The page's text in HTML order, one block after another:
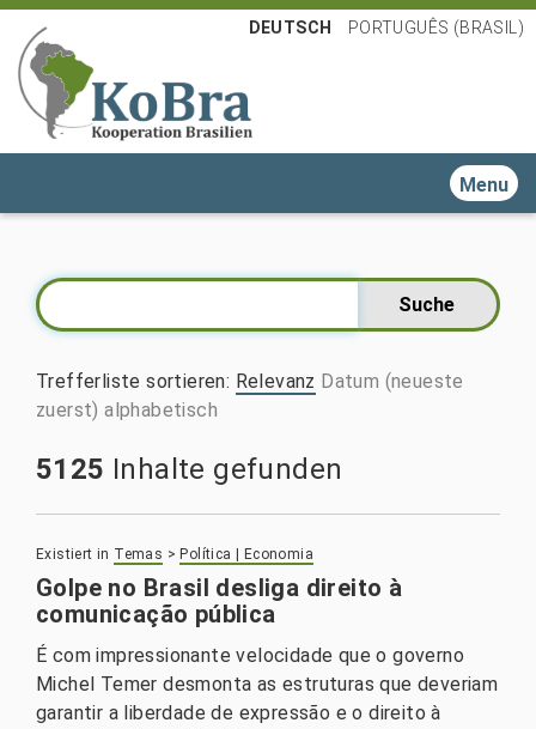
DEUTSCH PORTUGUÊS (BRASIL)
Toggle
Trefferliste sortieren: Relevanz Datum (neueste
zuerst) alphabetisch
5125 Inhalte gefunden
Existiert in Temas > Política | Economia
Golpe no Brasil desliga direito à
comunicação pública
É com impressionante velocidade que o governo
Michel Temer desmonta as estruturas que deveriam
garantir a liberdade de expressão e o direito à